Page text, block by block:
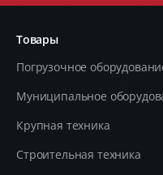
Товары
Погрузочное
Муниципальное
Крупная техника
Строительная техника